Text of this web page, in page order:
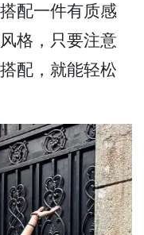
配一件有质感
格，只要注意
配，就能轻松